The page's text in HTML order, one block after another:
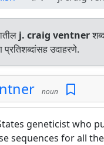
j. craig ventner
प्रतिशब्दांसह उदाहरणे.
noun
geneticist who
sequences for all